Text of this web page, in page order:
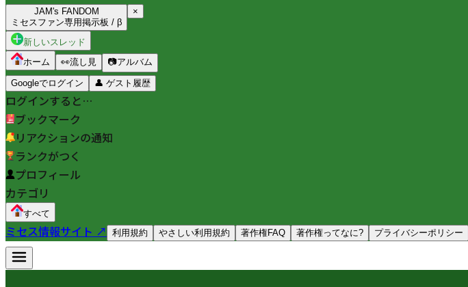
JAM's FANDOM
ミセスファン専用掲示板 / β
×
新しいスレッド
ホーム
👀流し見 📷アルバム
Googleでログイン 👤 ゲスト履歴
ログインすると…
ブックマーク
リアクションの通知
ランクがつく
プロフィール
カテゴリ
すべて
ミセス情報サイト ↗ 利用規約 やさしい利用規約 著作権FAQ 著作権ってなに? プライバシーポリシー